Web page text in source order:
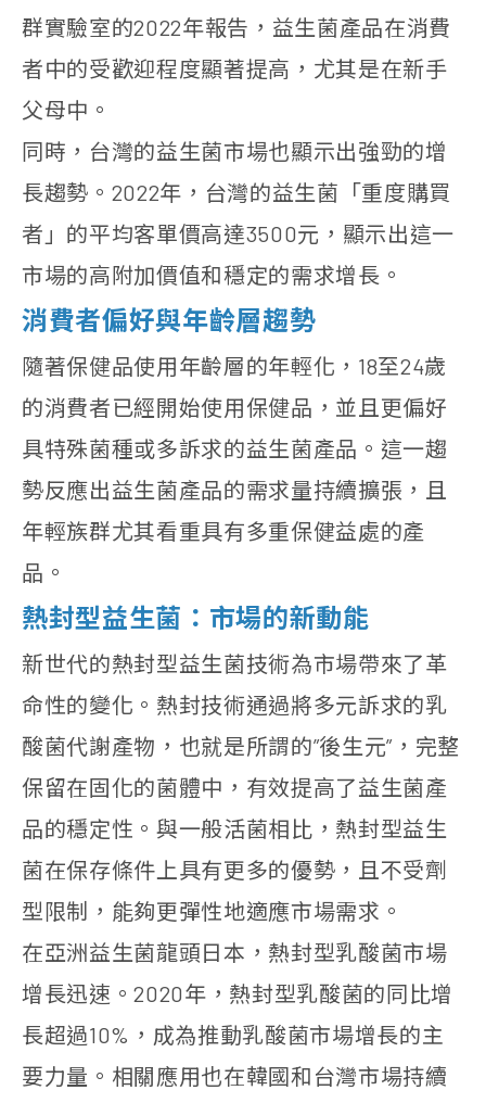
群實驗室的2022年報告，益生菌產品在消費
者中的受歡迎程度顯著提高，尤其是在新手
父母中。
同時，台灣的益生菌市場也顯示出強勁的增
長趨勢。2022年，台灣的益生菌「重度購買
者」的平均客單價高達3500元，顯示出這一
市場的高附加價值和穩定的需求增長。
消費者偏好與年齡層趨勢
隨著保健品使用年齡層的年輕化，18至24歲
的消費者已經開始使用保健品，並且更偏好
具特殊菌種或多訴求的益生菌產品。這一趨
勢反應出益生菌產品的需求量持續擴張，且
年輕族群尤其看重具有多重保健益處的產
品。
熱封型益生菌：市場的新動能
新世代的熱封型益生菌技術為市場帶來了革
命性的變化。熱封技術通過將多元訴求的乳
酸菌代謝產物，也就是所謂的”後生元”，完整
保留在固化的菌體中，有效提高了益生菌產
品的穩定性。與一般活菌相比，熱封型益生
菌在保存條件上具有更多的優勢，且不受劑
型限制，能夠更彈性地適應市場需求。
在亞洲益生菌龍頭日本，熱封型乳酸菌市場
增長迅速。2020年，熱封型乳酸菌的同比增
長超過10%，成為推動乳酸菌市場增長的主
要力量。相關應用也在韓國和台灣市場持續